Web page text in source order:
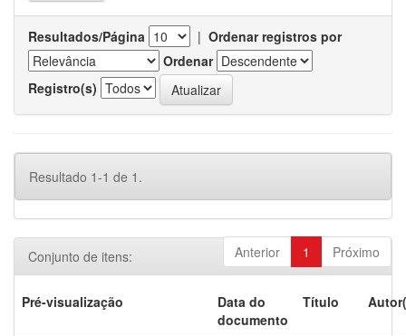
Resultados/Página | Ordenar registros por
Ordenar
Registro(s)
Resultado 1-1 de 1.
Anterior 1 Próximo
Conjunto de itens:
Pré-visualização
Data do
documento
Título